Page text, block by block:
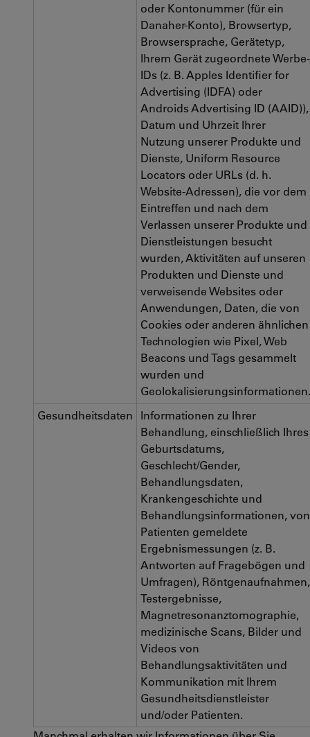
oder Kontonummer (für ein
Danaher-Konto), Browsertyp,
Browsersprache, Gerätetyp,
Ihrem Gerät zugeordnete Werbe-
IDs (z. B. Apples Identifier for
Advertising (IDFA) oder
Androids Advertising ID (AAID)),
Datum und Uhrzeit Ihrer
Nutzung unserer Produkte und
Dienste, Uniform Resource
Locators oder URLs (d. h.
Website-Adressen), die vor dem
Eintreffen und nach dem
Verlassen unserer Produkte und
Dienstleistungen besucht
wurden, Aktivitäten auf unseren
Produkten und Dienste und
verweisende Websites oder
Anwendungen, Daten, die von
Cookies oder anderen ähnlichen
Technologien wie Pixel, Web
Beacons und Tags gesammelt
wurden und
Geolokalisierungsinformationen.
Gesundheitsdaten
Informationen zu Ihrer
Behandlung, einschließlich Ihres
Geburtsdatums,
Geschlecht/Gender,
Behandlungsdaten,
Krankengeschichte und
Behandlungsinformationen, von
Patienten gemeldete
Ergebnismessungen (z. B.
Antworten auf Fragebögen und
Umfragen), Röntgenaufnahmen,
Testergebnisse,
Magnetresonanztomographie,
medizinische Scans, Bilder und
Videos von
Behandlungsaktivitäten und
Kommunikation mit Ihrem
Gesundheitsdienstleister
und/oder Patienten.